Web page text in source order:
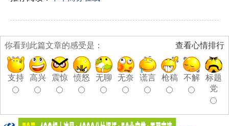
查看心情排行
你看到此篇文章的感受是：
支持 高兴 震惊 愤怒 无聊 无奈 谎言 枪稿 不解
标题
党